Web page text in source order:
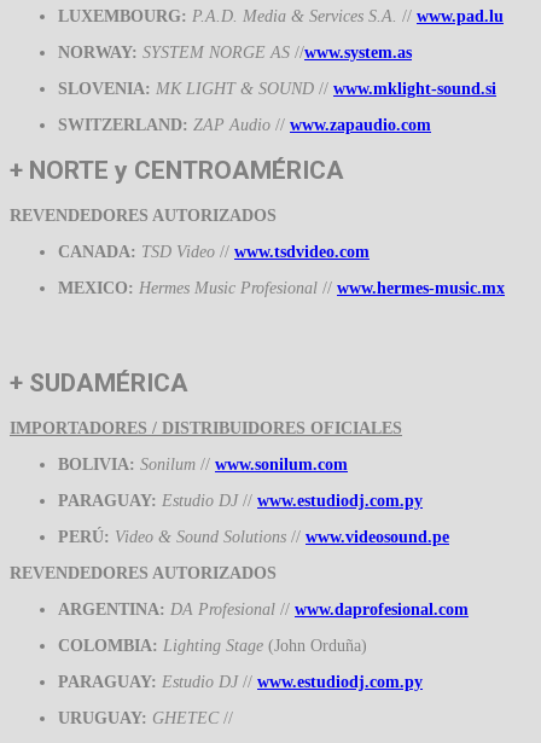
LUXEMBOURG: P.A.D. Media & Services S.A. // www.pad.lu
NORWAY: SYSTEM NORGE AS //www.system.as
SLOVENIA: MK LIGHT & SOUND // www.mklight-sound.si
SWITZERLAND: ZAP Audio // www.zapaudio.com
+ NORTE y CENTROAMÉRICA
REVENDEDORES AUTORIZADOS
CANADA: TSD Video // www.tsdvideo.com
MEXICO: Hermes Music Profesional // www.hermes-music.mx
+ SUDAMÉRICA
IMPORTADORES / DISTRIBUIDORES OFICIALES
BOLIVIA: Sonilum // www.sonilum.com
PARAGUAY: Estudio DJ// www.estudiodj.com.py
PERÚ: Video & Sound Solutions // www.videosound.pe
REVENDEDORES AUTORIZADOS
ARGENTINA: DA Profesional // www.daprofesional.com
COLOMBIA: Lighting Stage (John Orduña)
PARAGUAY: Estudio DJ// www.estudiodj.com.py
URUGUAY: GHETEC//